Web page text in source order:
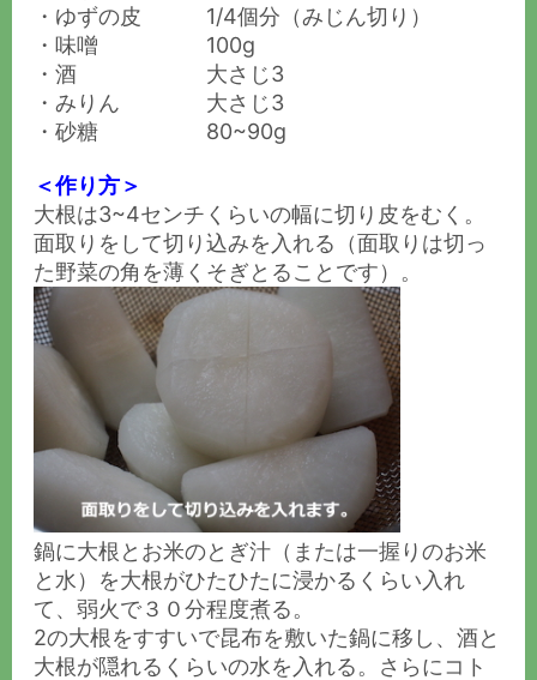
・ゆずの皮 1/4個分（みじん切り）
・味噌 100g
・酒 大さじ3
・みりん 大さじ3
・砂糖 80~90g
＜作り方＞
大根は3~4センチくらいの幅に切り皮をむく。
面取りをして切り込みを入れる（面取りは切っ
た野菜の角を薄くそぎとることです）。
鍋に大根とお米のとぎ汁（または一握りのお米
と水）を大根がひたひたに浸かるくらい入れ
て、弱火で３０分程度煮る。
2の大根をすすいで昆布を敷いた鍋に移し、酒と
大根が隠れるくらいの水を入れる。さらにコト